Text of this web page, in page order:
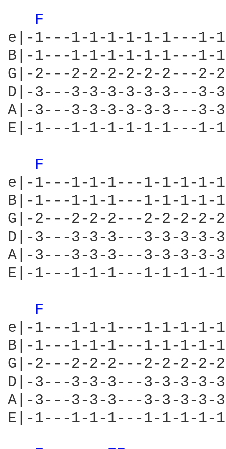
F
e|-1---1-1-1-1-1-1---1-
B|-1---1-1-1-1-1-1---
G|-2---2-2-2-2-2-2---
D|-3---3-3-3-3-3-3---
A|-3---3-3-3-3-3-3---
E|-1---1-1-1-1-1-1---
F
e|-1---1-1-1---1-1-1-
B|-1---1-1-1---1-1-1-
G|-2---2-2-2---2-2-2-
D|-3---3-3-3---3-3-3-
A|-3---3-3-3---3-3-3-
E|-1---1-1-1---1-1-1-
F
e|-1---1-1-1---1-1-1-1-
B|-1---1-1-1---1-1-1-1-
G|-2---2-2-2---2-2-2-
D|-3---3-3-3---3-3-3-
A|-3---3-3-3---3-3-3-3-
E|-1---1-1-1---1-1-